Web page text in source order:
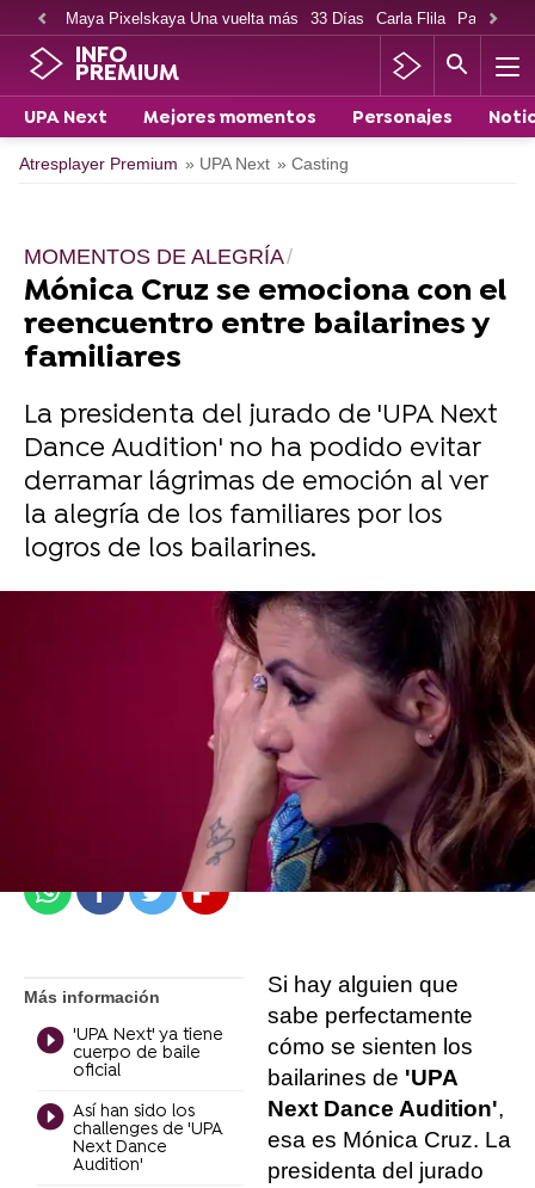
Maya Pixelskaya Una vuelta más 33 Días Carla Flila Paco
INFO
PREMIUM
UPA Next Mejores momentos Personajes
Atresplayer Premium » UPA Next » Casting
MOMENTOS DE ALEGRÍA
Mónica Cruz se emociona con el
reencuentro entre bailarines y
familiares
La presidenta del jurado de 'UPA Next
Dance Audition' no ha podido evitar
derramar lágrimas de emoción al ver
la alegría de los familiares por los
logros de los bailarines.
28 de junio de 2022, 20:39
WhatsappFacebook
TwitterFlipboard
Más información
'UPA Next' ya tiene
cuerpo de baile
oficial
Así han sido los
challenges de 'UPA
Next Dance
Audition'
Si hay alguien que
sabe perfectamente
cómo se sienten los
bailarines de 'UPA
Next Dance Audition',
esa es Mónica Cruz. La
presidenta del jurado